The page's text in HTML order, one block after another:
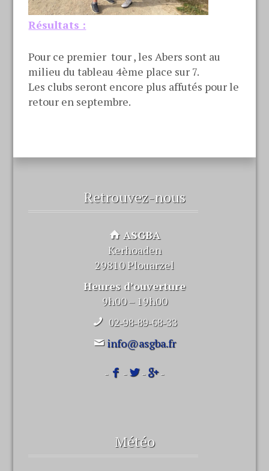
Résultats :
Pour ce premier tour , les Abers sont au
milieu du tableau 4ème place sur 7.
Les clubs seront encore plus affutés pour le
retour en septembre.
Retrouvez-nous
ASGBA
Kerhoaden
29810 Plouarzel
Heures d’ouverture
9h00 – 19h00
02-98-89-68-33
info@asgba.fr
- - - -
Météo